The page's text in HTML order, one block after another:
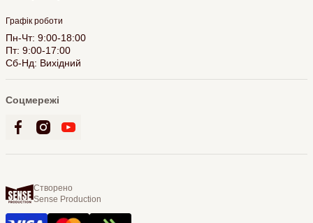
Графік роботи
Пн-Чт: 9:00-18:00
Пт: 9:00-17:00
Сб-Нд: Вихідний
Соцмережі
Створено
Sense Production